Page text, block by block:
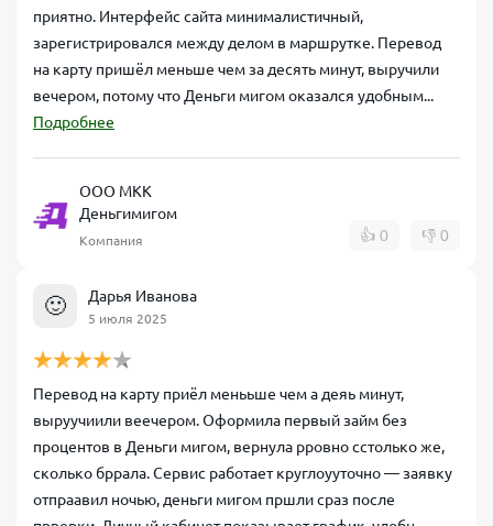
приятно. Интерфейс сайта минималистичный,
зарегистрировался между делом в маршрутке. Перевод
на карту пришёл меньше чем за десять минут, выручили
вечером, потому что Деньги мигом оказался удобным...
Подробнее
ООО МКК
Деньгимигом
Компания 👍 0 👎 0
🙂 Дарья Иванова
5 июля 2025
Перевод на карту приёл менььше чем а деяь минут,
выруучиили веечером. Оформила первый займ без
процентов в Деньги мигом, вернула рровно сстолько же,
сколько бррала. Сервис работает круглоууточно — заявку
отпраавил ночью, деньги мигом пршли сраз после